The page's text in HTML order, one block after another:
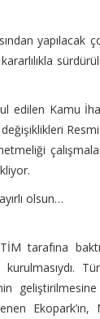
Kamu
Resmi
olsun…
tarafına
Ekopark’ın,